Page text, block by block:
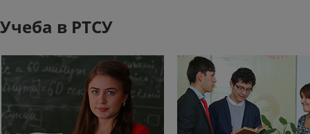
Учеба в РТСУ